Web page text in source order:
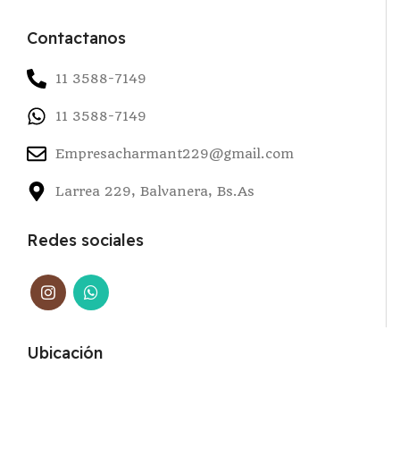
Contactanos
11 3588-7149
11 3588-7149
Empresacharmant229@gmail.com
Larrea 229, Balvanera, Bs.As
Redes sociales
Ubicación